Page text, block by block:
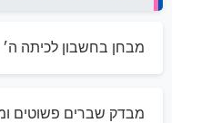
מבחן בחשבון לכיתה ה׳
מבדק שברים פשוטים